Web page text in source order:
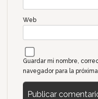
Web
Guardar mi nombre,
navegador para la